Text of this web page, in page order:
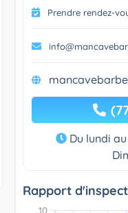
Prendre rendez-
Du lundi au
Rapport